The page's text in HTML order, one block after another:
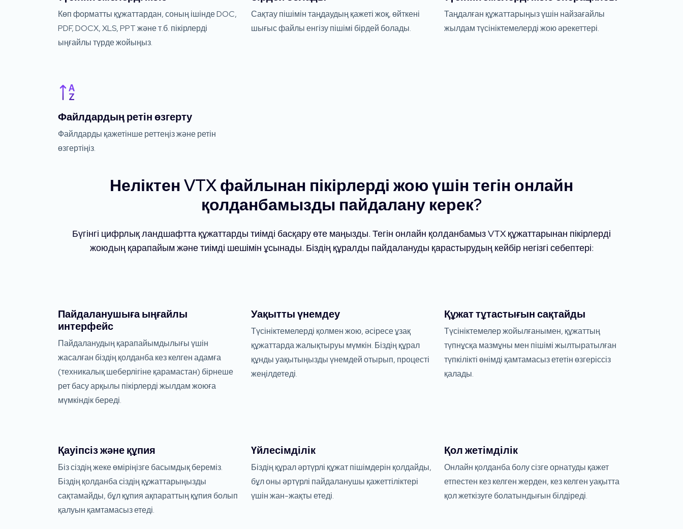
Көп форматты құжаттардан, соның ішінде DOC,
PDF, DOCX, XLS, PPT және т.б. пікірлерді
ыңғайлы түрде жойыңыз.
Сақтау пішімін таңдаудың қажеті жоқ, өйткені
шығыс файлы енгізу пішімі бірдей болады.
Таңдалған құжаттарыңыз үшін найзағайлы
жылдам түсініктемелерді жою әрекеттері.
Файлдардың ретін өзгерту
Файлдарды қажетінше реттеңіз және ретін
өзгертіңіз.
Неліктен VTX файлынан пікірлерді жою үшін тегін онлайн
қолданбамызды пайдалану керек?
Бүгінгі цифрлық ландшафтта құжаттарды тиімді басқару өте маңызды. Тегін онлайн қолданбамыз VTX құжаттарынан пікірлерді
жоюдың қарапайым және тиімді шешімін ұсынады. Біздің құралды пайдалануды қарастырудың кейбір негізгі себептері:
Пайдаланушыға ыңғайлы
интерфейс
Пайдаланудың қарапайымдылығы үшін
жасалған біздің қолданба кез келген адамға
(техникалық шеберлігіне қарамастан) бірнеше
рет басу арқылы пікірлерді жылдам жоюға
мүмкіндік береді.
Уақытты үнемдеу
Түсініктемелерді қолмен жою, әсіресе ұзақ
құжаттарда жалықтыруы мүмкін. Біздің құрал
құнды уақытыңызды үнемдей отырып, процесті
жеңілдетеді.
Құжат тұтастығын сақтайды
Түсініктемелер жойылғанымен, құжаттың
түпнұсқа мазмұны мен пішімі жылтыратылған
түпкілікті өнімді қамтамасыз ететін өзгеріссіз
қалады.
Қауіпсіз және құпия
Біз сіздің жеке өміріңізге басымдық береміз.
Біздің қолданба сіздің құжаттарыңызды
сақтамайды, бұл құпия ақпараттың құпия болып
қалуын қамтамасыз етеді.
Үйлесімділік
Біздің құрал әртүрлі құжат пішімдерін қолдайды,
бұл оны әртүрлі пайдаланушы қажеттіліктері
үшін жан-жақты етеді.
Қол жетімділік
Онлайн қолданба болу сізге орнатуды қажет
етпестен кез келген жерден, кез келген уақытта
қол жеткізуге болатындығын білдіреді.